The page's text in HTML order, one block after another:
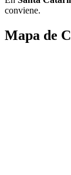
conviene.
Mapa de